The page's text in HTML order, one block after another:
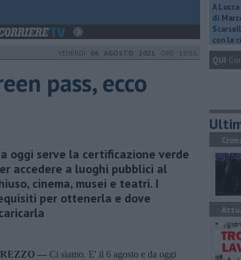
VENERDÌ 06 AGOSTO 2021 ORE 10:55
pass, ecco
oggi serve la certificazione verde
accedere a luoghi pubblici al
cinema, musei e teatri. I
per ottenerla e dove
— Ci siamo. E' il 6 agosto e da oggi
A
di
con la
QUI